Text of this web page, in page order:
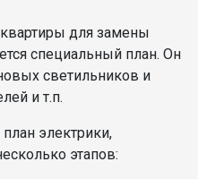
для замены
специальный план. Он
светильников и
и т.п.
электрики,
этапов: